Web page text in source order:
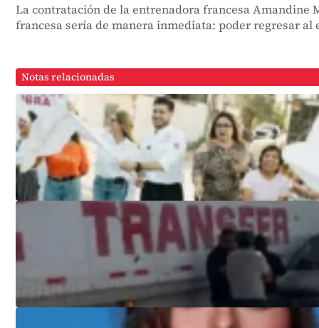
La contratación de la entrenadora francesa Amandine
francesa sería de manera inmediata: poder regresar
Notas relacionadas